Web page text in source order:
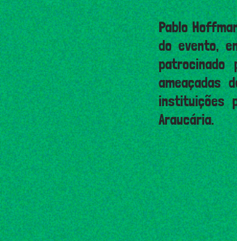
Pablo
do evento,
patrocinado
ameaçadas
instituições
Araucária.